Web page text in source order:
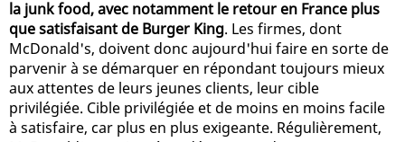
la junk food, avec notamment le retour en France plus
que satisfaisant de Burger King. Les firmes, dont
McDonald's, doivent donc aujourd'hui faire en sorte de
parvenir à se démarquer en répondant toujours mieux
aux attentes de leurs jeunes clients, leur cible
privilégiée. Cible privilégiée et de moins en moins facile
à satisfaire, car plus en plus exigeante. Régulièrement,